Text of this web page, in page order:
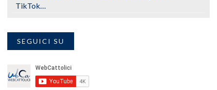
TikTok…
SEGUICI SU